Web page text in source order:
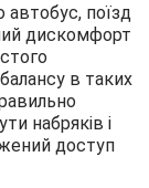
поїзд
дискомфорт
в таких
набряків і
доступ